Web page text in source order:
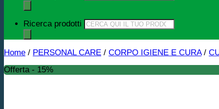
Ricerca prodotti
Home / PERSONAL CARE / CORPO IGIENE E CURA /
Offerta - 15%